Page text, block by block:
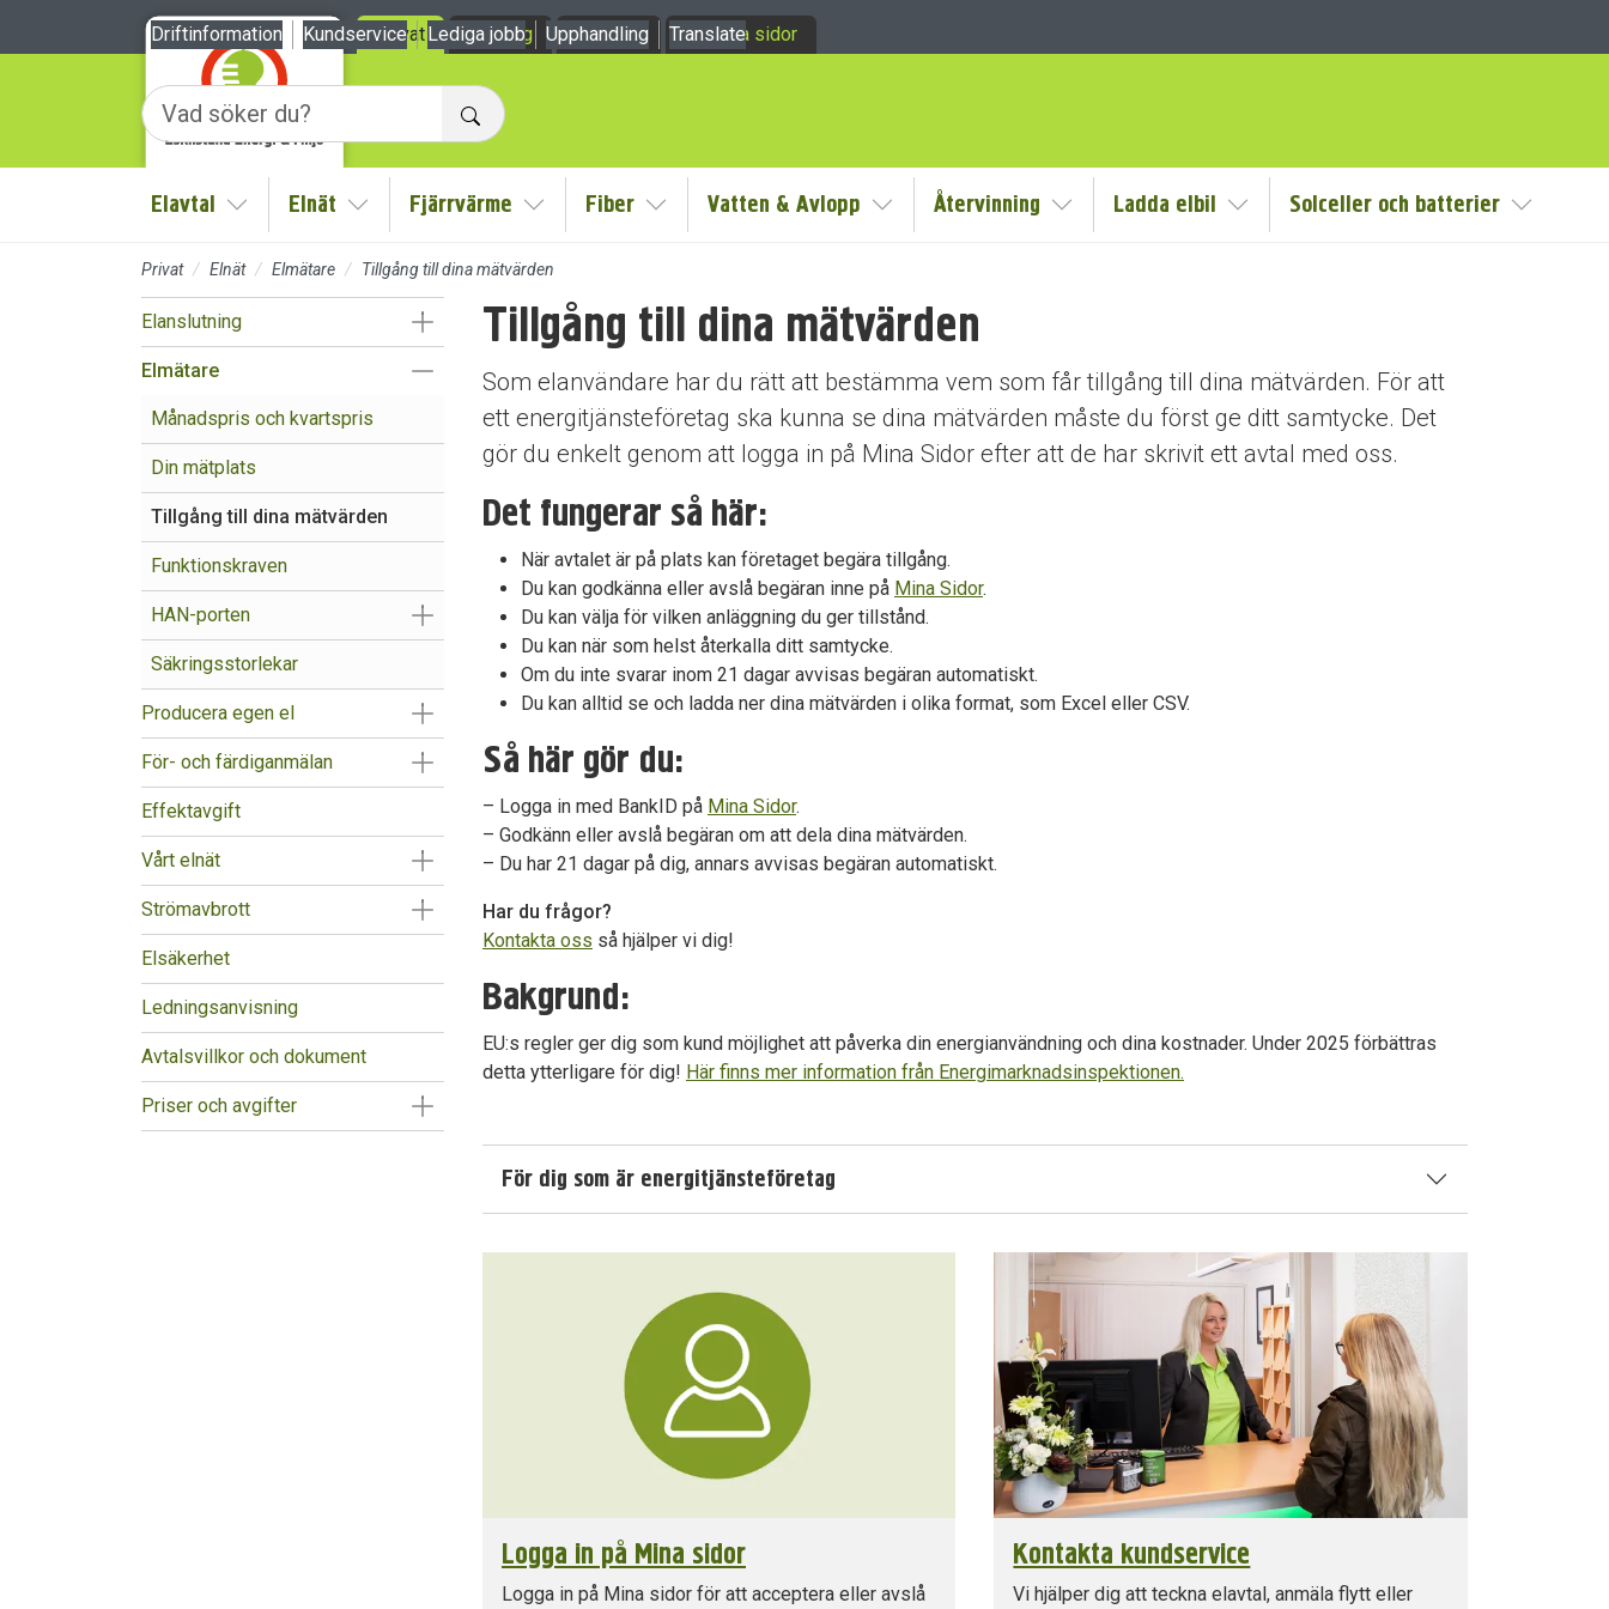
Till sidans huvudinnehåll
Privat
Företag Om oss Mina sidor
Sök
Elavtal Visa/Göm undermeny
Elnät Visa/Göm undermeny
Fjärrvärme Visa/Göm undermeny
Fiber Visa/Göm undermeny
Vatten & Avlopp Visa/Göm undermeny
Återvinning Visa/Göm undermeny
Ladda elbil Visa/Göm undermeny
Solceller och batterier Visa/Göm
Driftinformation Kundservice Lediga jobb Upphandling Translate
Privat Elnät Elmätare Tillgång till dina mätvärden
Elanslutning Visa/Göm undermeny
Elmätare Visa/Göm undermeny
Månadspris och kvartspris
Din mätplats
Tillgång till dina mätvärden
Funktionskraven
HAN-porten Visa/Göm undermeny
Säkringsstorlekar
Producera egen el Visa/Göm undermeny
För- och färdiganmälan Visa/Göm undermeny
Effektavgift
Vårt elnät Visa/Göm undermeny
Strömavbrott Visa/Göm undermeny
Elsäkerhet
Ledningsanvisning
Avtalsvillkor och dokument
Priser och avgifter Visa/Göm undermeny
Tillgång till dina mätvärden
Som elanvändare har du rätt att bestämma vem som får tillgång till dina mätvärden. För att
ett energitjänsteföretag ska kunna se dina mätvärden måste du först ge ditt samtycke. Det
gör du enkelt genom att logga in på Mina Sidor efter att de har skrivit ett avtal med oss.
Det fungerar så här:
När avtalet är på plats kan företaget begära tillgång.
Du kan godkänna eller avslå begäran inne på Mina Sidor.
Du kan välja för vilken anläggning du ger tillstånd.
Du kan när som helst återkalla ditt samtycke.
Om du inte svarar inom 21 dagar avvisas begäran automatiskt.
Du kan alltid se och ladda ner dina mätvärden i olika format, som Excel eller CSV.
Så här gör du:
– Logga in med BankID på Mina Sidor.
– Godkänn eller avslå begäran om att dela dina mätvärden.
– Du har 21 dagar på dig, annars avvisas begäran automatiskt.
Har du frågor?
Kontakta oss så hjälper vi dig!
Bakgrund:
EU:s regler ger dig som kund möjlighet att påverka din energianvändning och dina kostnader. Under 2025 förbättras
detta ytterligare för dig! Här finns mer information från Energimarknadsinspektionen.
För dig som är energitjänsteföretag
Logga in på Mina sidor
Logga in på Mina sidor för att acceptera eller avslå
Kontakta kundservice
Vi hjälper dig att teckna elavtal, anmäla flytt eller